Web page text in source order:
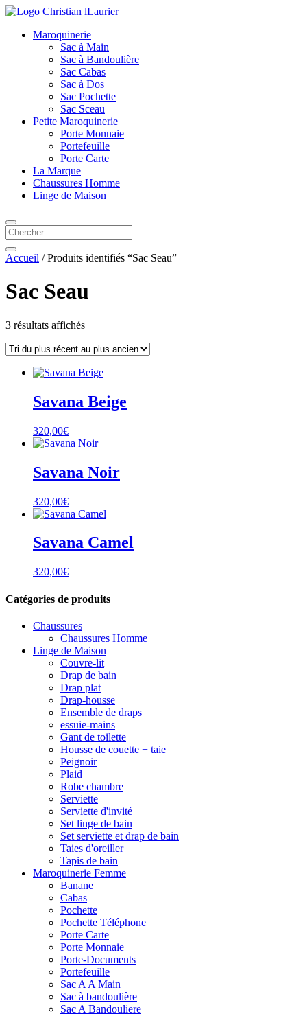
Maroquinerie
Sac à Main
Sac à Bandoulière
Sac Cabas
Sac à Dos
Sac Pochette
Sac Sceau
Petite Maroquinerie
Porte Monnaie
Portefeuille
Porte Carte
La Marque
Chaussures Homme
Linge de Maison
Accueil / Produits identifiés “Sac Seau”
Sac Seau
3 résultats affichésTrié
plus
au
ancien
Savana Beige
320,00€
Savana Noir
320,00€
Savana Camel
320,00€
Catégories de produits
Chaussures
Chaussures Homme
Linge de Maison
Couvre-lit
Drap de bain
Drap plat
Drap-housse
Ensemble de draps
essuie-mains
Gant de toilette
Housse de couette + taie
Peignoir
Plaid
Robe chambre
Serviette
Serviette d'invité
Set linge de bain
Set serviette et drap de bain
Taies d'oreiller
Tapis de bain
Maroquinerie Femme
Banane
Cabas
Pochette
Pochette Téléphone
Porte Carte
Porte Monnaie
Porte-Documents
Portefeuille
Sac A A Main
Sac à bandoulière
Sac A Bandouliere